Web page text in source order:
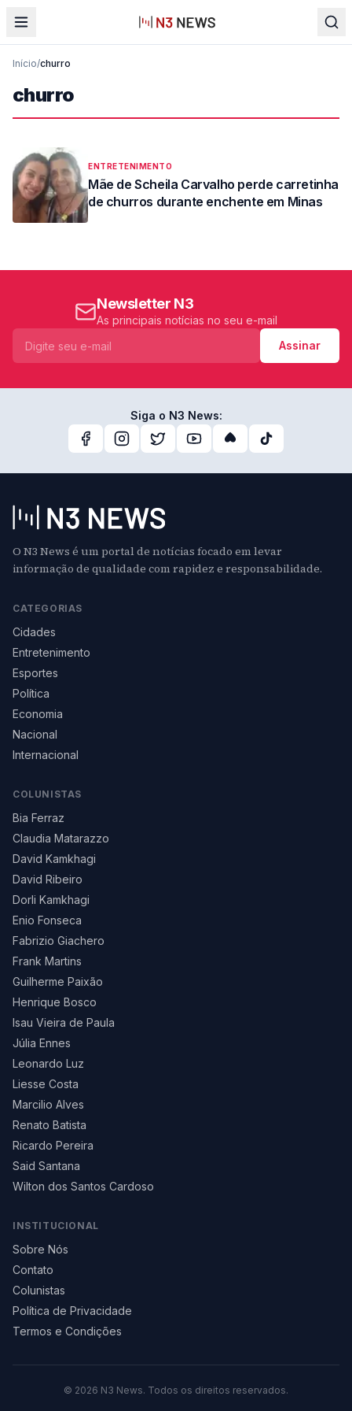
Início/churro
churro
ENTRETENIMENTO
Mãe de Scheila Carvalho perde carretinha
de churros durante enchente em Minas
Newsletter N3
As principais notícias no seu e-mail
Assinar
Siga o N3 News:
O N3 News é um portal de notícias focado em levar
informação de qualidade com rapidez e responsabilidade.
CATEGORIAS
Cidades
Entretenimento
Esportes
Política
Economia
Nacional
Internacional
COLUNISTAS
Bia Ferraz
Claudia Matarazzo
David Kamkhagi
David Ribeiro
Dorli Kamkhagi
Enio Fonseca
Fabrizio Giachero
Frank Martins
Guilherme Paixão
Henrique Bosco
Isau Vieira de Paula
Júlia Ennes
Leonardo Luz
Liesse Costa
Marcilio Alves
Renato Batista
Ricardo Pereira
Said Santana
Wilton dos Santos Cardoso
INSTITUCIONAL
Sobre Nós
Contato
Colunistas
Política de Privacidade
Termos e Condições
© 2026 N3 News. Todos os direitos reservados.